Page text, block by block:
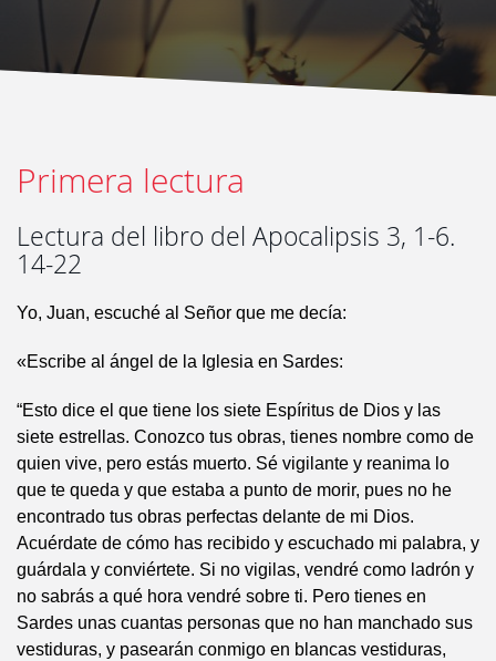
Primera lectura
Lectura del libro del Apocalipsis 3, 1-6.
14-22
Yo, Juan, escuché al Señor que me decía:
«Escribe al ángel de la Iglesia en Sardes:
“Esto dice el que tiene los siete Espíritus de Dios y las
siete estrellas. Conozco tus obras, tienes nombre como de
quien vive, pero estás muerto. Sé vigilante y reanima lo
que te queda y que estaba a punto de morir, pues no he
encontrado tus obras perfectas delante de mi Dios.
Acuérdate de cómo has recibido y escuchado mi palabra, y
guárdala y conviértete. Si no vigilas, vendré como ladrón y
no sabrás a qué hora vendré sobre ti. Pero tienes en
Sardes unas cuantas personas que no han manchado sus
vestiduras, y pasearán conmigo en blancas vestiduras,